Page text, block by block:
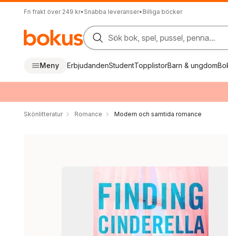
Fri frakt över 249 kr• Snabba leveranser• Billiga böcker
Sök bok, spel, pussel, penna...
Meny ErbjudandenStudentTopplistorBarn & ungdom
Skönlitteratur Romance Modern och samtida romance